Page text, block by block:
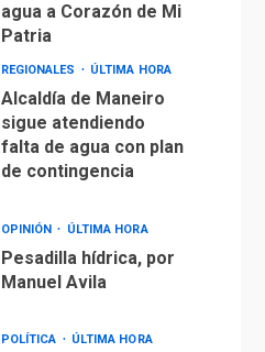
agua a Corazón de Mi
Patria
REGIONALES ÚLTIMA HORA
Alcaldía de Maneiro
sigue atendiendo
falta de agua con plan
de contingencia
OPINIÓN ÚLTIMA HORA
Pesadilla hídrica, por
Manuel Avila
POLÍTICA ÚLTIMA HORA